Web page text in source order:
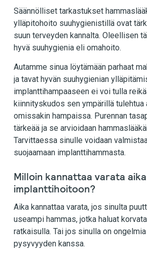
Säännölliset tarkastukset
ylläpitohoito suuhygienistillä ovat
suun terveyden kannalta. Oleellisen
hyvä suuhygienia eli omahoito.
Autamme sinua löytämään parhaat
ja tavat hyvän suuhygienian
implanttihampaaseen ei voi tulla
kiinnityskudos sen ympärillä tulehtua
omissakin hampaissa. Purennan
tärkeää ja se arvioidaan
Tarvittaessa sinulle voidaan
suojaamaan implanttihammasta.
Milloin kannattaa varata aika
implanttihoitoon?
Aika kannattaa varata, jos sinulta
useampi hammas, jotka haluat
ratkaisulla. Tai jos sinulla on
pysyvyyden kanssa.